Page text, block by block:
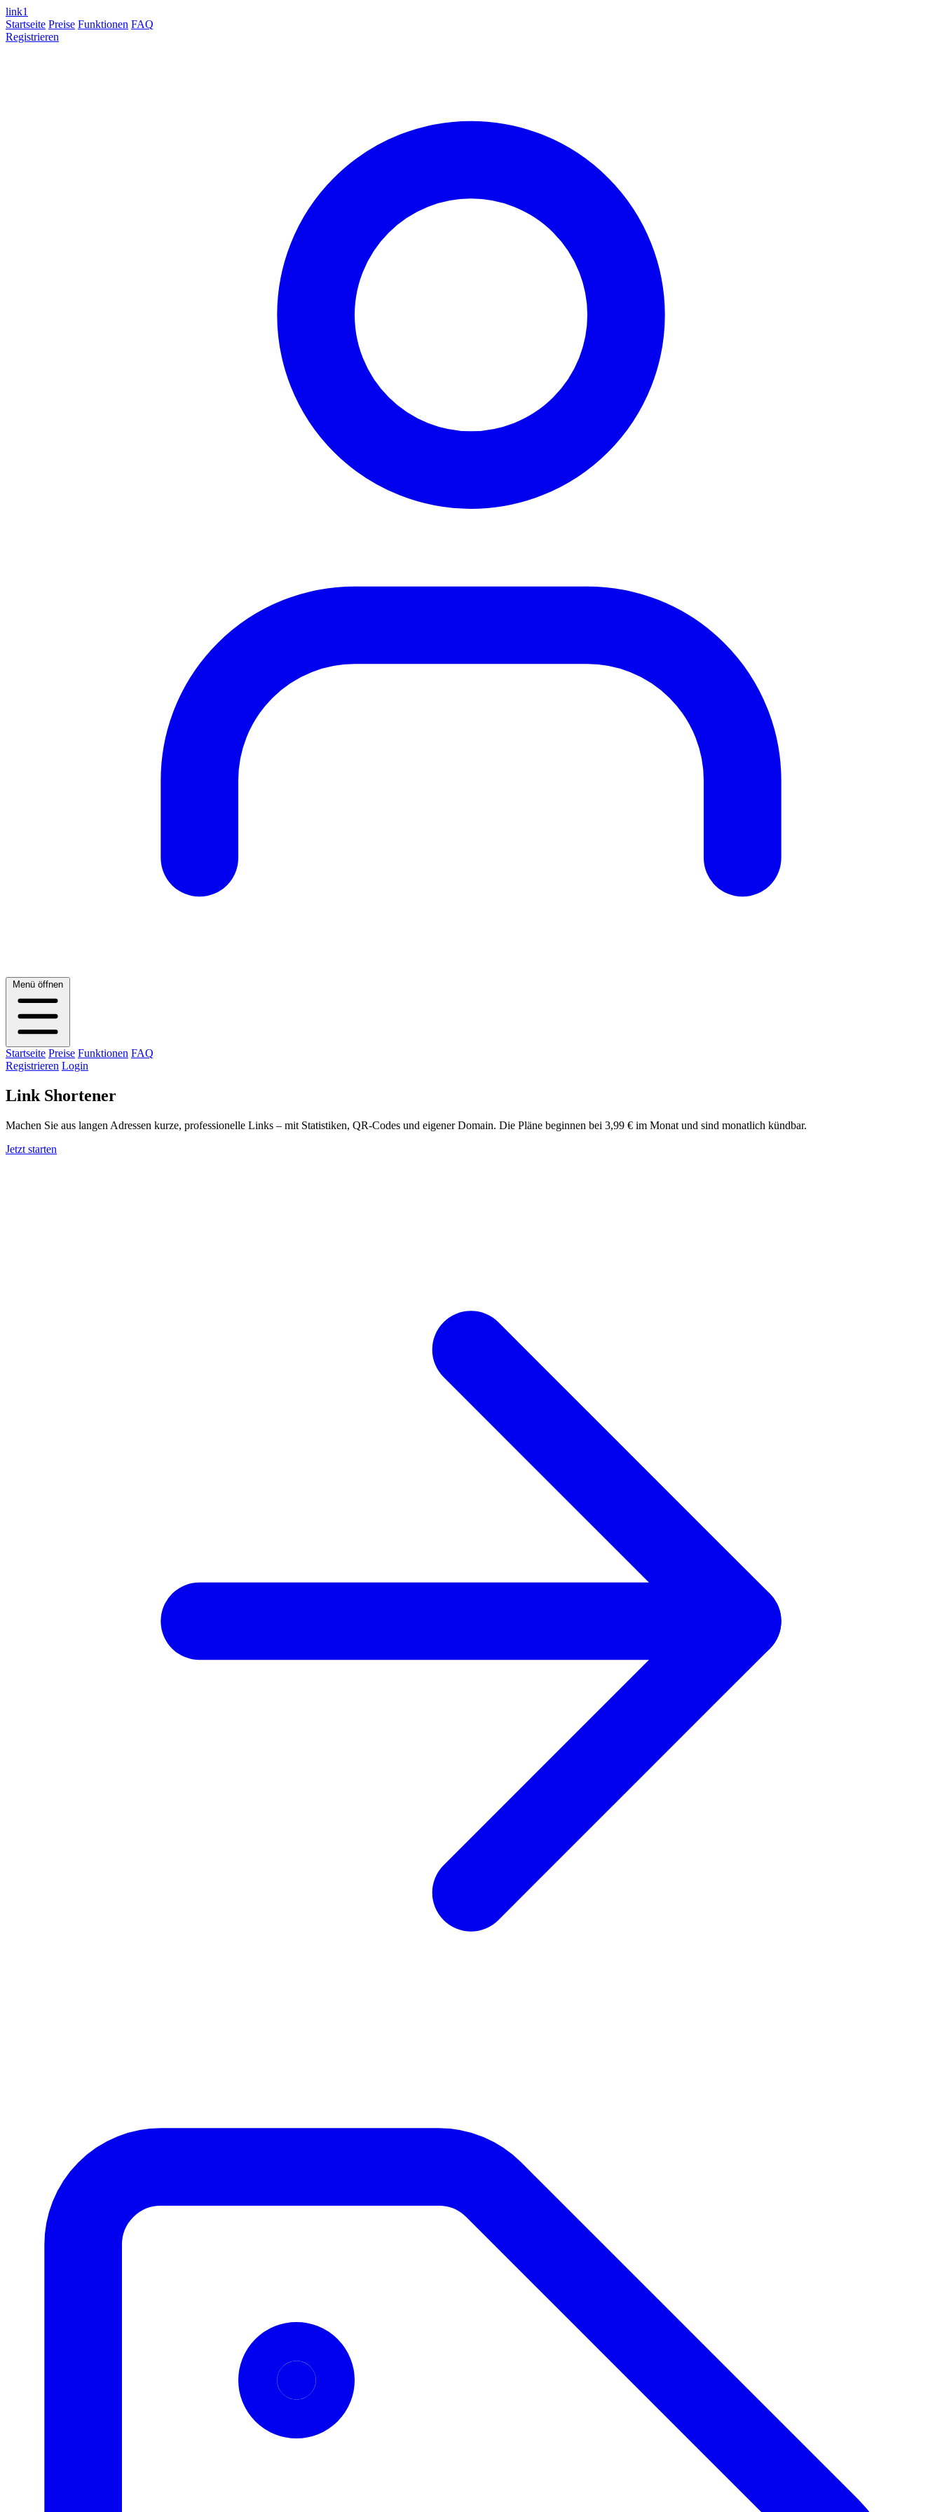
link1
Startseite Preise Funktionen FAQ
Registrieren
Menü öffnen
Startseite Preise Funktionen FAQ
Registrieren Login
Link Shortener
Machen Sie aus langen Adressen kurze, professionelle Links – mit Statistiken, QR-Codes und eigener Domain. Die Pläne beginnen bei 3,99 € im Monat und sind monatlich kündbar.
Jetzt starten